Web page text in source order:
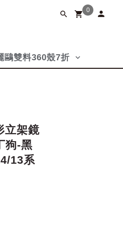
search shopping_cart 0 person
鷗雙料360殼7折 keyboard_arrow_down
立架鏡
狗-黑
13系